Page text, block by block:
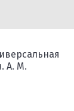
А. М.